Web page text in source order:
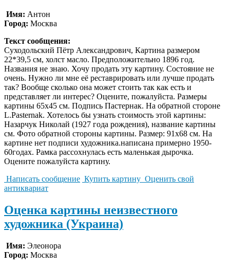
Имя: Антон
Город: Москва
Текст сообщения:
Суходольский Пётр Александрович, Картина размером
22*39,5 см, холст масло. Предположительно 1896 год.
Названия не знаю. Хочу продать эту картину. Состояние не
очень. Нужно ли мне её реставрировать или лучше продать
так? Вообще сколько она может стоить так как есть и
представляет ли интерес? Оцените, пожалуйста. Размеры
картины 65х45 см. Подпись Пастернак. На обратной стороне
L.Pasternak. Хотелось бы узнать стоимость этой картины:
Назарчук Николай (1927 года рождения), название картины
см. Фото обратной стороны картины. Размер: 91х68 см. На
картине нет подписи художника.написана примерно 1950-
60годах. Рамка рассохнулась есть маленькая дырочка.
Оцените пожалуйста картину.
Написать сообщение Купить картину Оценить свой
антиквариат
Оценка картины неизвестного
художника (Украина)
Имя: Элеонора
Город: Москва